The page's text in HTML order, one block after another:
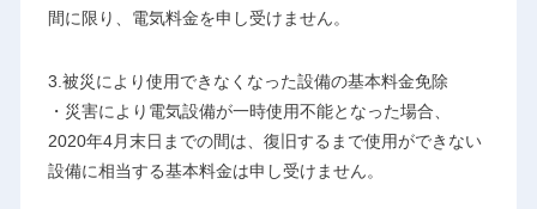
間に限り、電気料金を申し受けません。
3.被災により使用できなくなった設備の基本料金免除
・災害により電気設備が一時使用不能となった場合、
2020年4月末日までの間は、復旧するまで使用ができない
設備に相当する基本料金は申し受けません。